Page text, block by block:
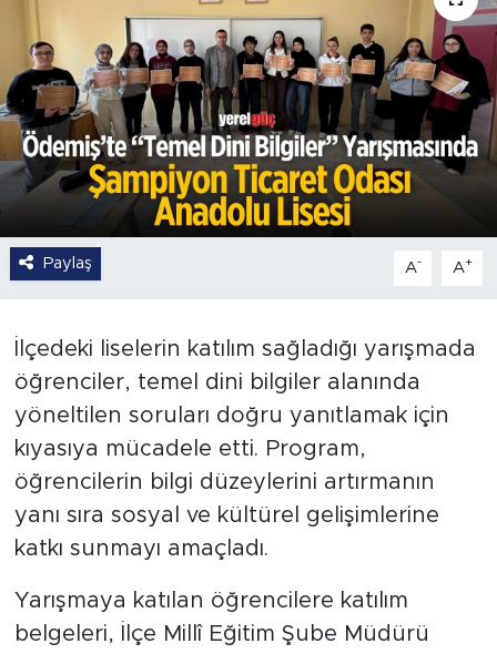
Paylaş A- A+
İlçedeki liselerin katılım sağladığı yarışmada
öğrenciler, temel dini bilgiler alanında
yöneltilen soruları doğru yanıtlamak için
kıyasıya mücadele etti. Program,
öğrencilerin bilgi düzeylerini artırmanın
yanı sıra sosyal ve kültürel gelişimlerine
katkı sunmayı amaçladı.
Yarışmaya katılan öğrencilere katılım
belgeleri, İlçe Millî Eğitim Şube Müdürü